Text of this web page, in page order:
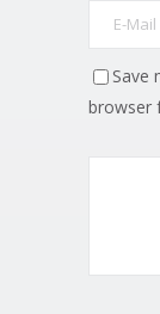
Save
browser